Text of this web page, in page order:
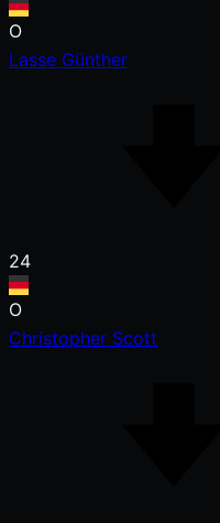
O
Lasse Günther
24
O
Christopher Scott